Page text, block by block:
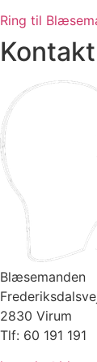
Ring til
Blæsemanden
2830 Virum
Tlf: 60 191 191